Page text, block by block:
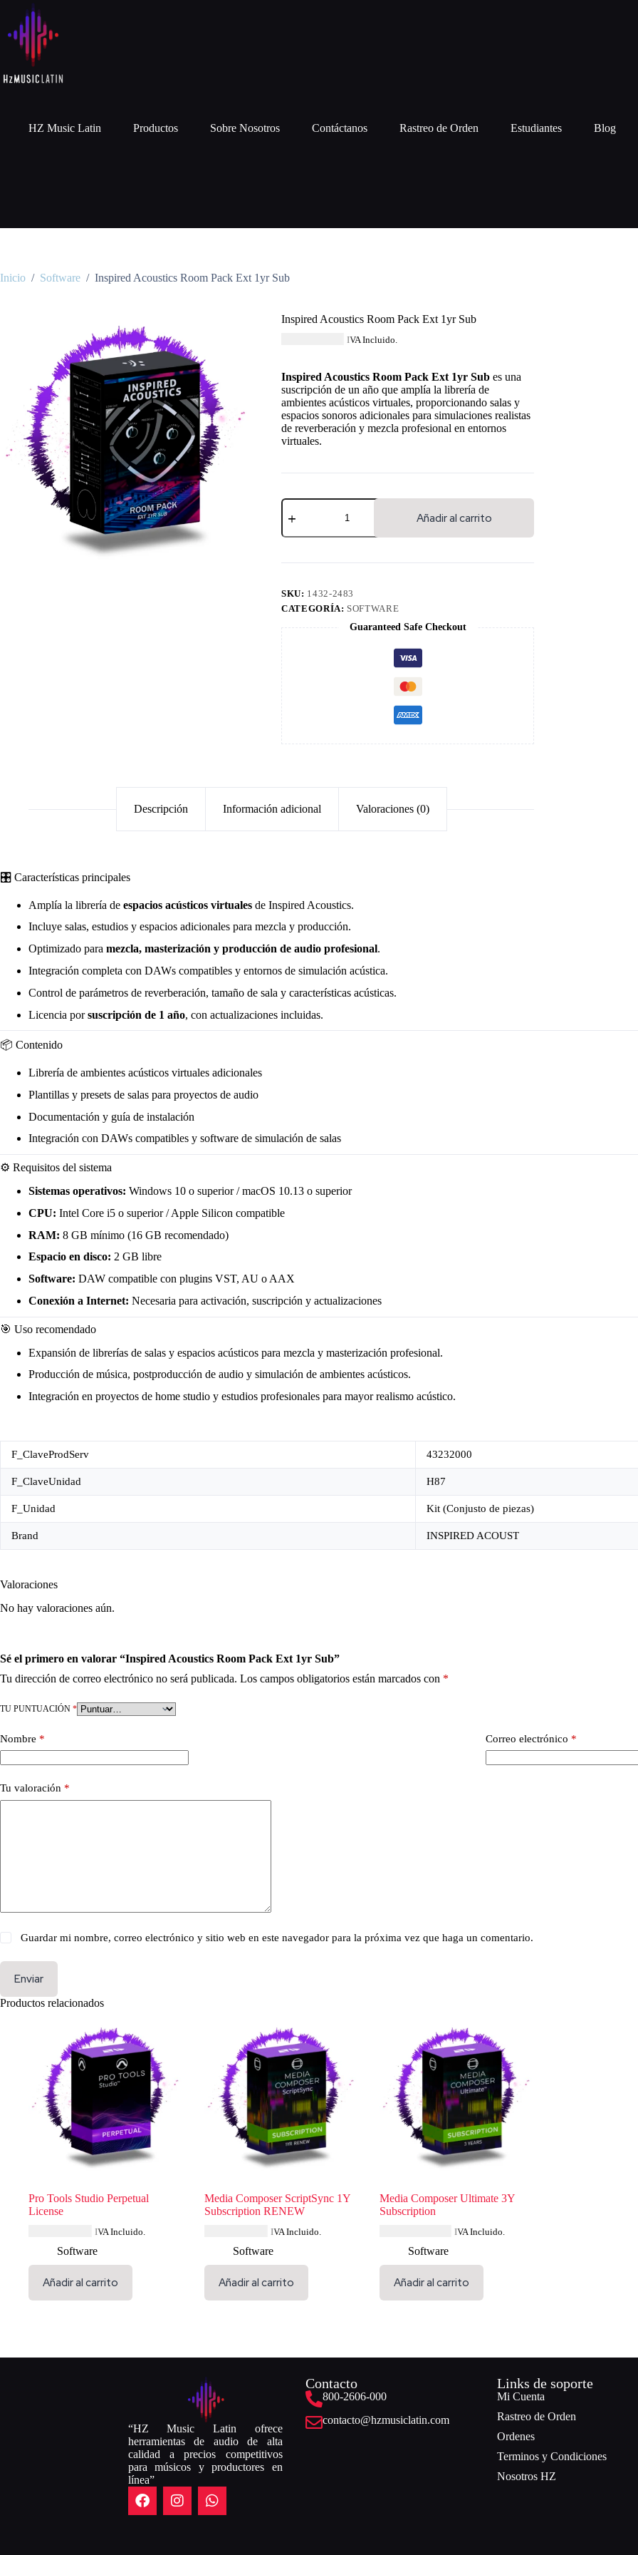
HZ Music Latin Productos Sobre Nosotros Contáctanos Rastreo de Orden Estudiantes Blog
Inicio / Software / Inspired Acoustics Room Pack Ext 1yr Sub
Inspired Acoustics Room Pack Ext 1yr Sub
IVA Incluido.
Inspired Acoustics Room Pack Ext 1yr Sub es una
suscripción de un año que amplía la librería de
ambientes acústicos virtuales, proporcionando salas y
espacios sonoros adicionales para simulaciones realistas
de reverberación y mezcla profesional en entornos
virtuales.
Añadir al carrito
SKU: 1432-2483
CATEGORÍA: SOFTWARE
Guaranteed Safe Checkout
Descripción Información adicional Valoraciones (0)
🎛️ Características principales
Amplía la librería de espacios acústicos virtuales de Inspired Acoustics.
Incluye salas, estudios y espacios adicionales para mezcla y producción.
Optimizado para mezcla, masterización y producción de audio profesional.
Integración completa con DAWs compatibles y entornos de simulación acústica.
Control de parámetros de reverberación, tamaño de sala y características acústicas.
Licencia porsuscripción de 1 año, con actualizaciones incluidas.
📦 Contenido
Librería de ambientes acústicos virtuales adicionales
Plantillas y presets de salas para proyectos de audio
Documentación y guía de instalación
Integración con DAWs compatibles y software de simulación de salas
⚙️ Requisitos del sistema
Sistemas operativos: Windows 10 o superior / macOS 10.13 o superior
CPU: Intel Core i5 o superior / Apple Silicon compatible
RAM: 8 GB mínimo (16 GB recomendado)
Espacio en disco: 2 GB libre
Software: DAW compatible con plugins VST, AU o AAX
Conexión a Internet: Necesaria para activación, suscripción y actualizaciones
🎯 Uso recomendado
Expansión de librerías de salas y espacios acústicos para mezcla y masterización profesional.
Producción de música, postproducción de audio y simulación de ambientes acústicos.
Integración en proyectos de home studio y estudios profesionales para mayor realismo acústico.
F_ClaveProdServ 43232000
F_ClaveUnidad H87
F_Unidad Kit (Conjusto de piezas)
Brand INSPIRED ACOUST
Valoraciones
No hay valoraciones aún.
Sé el primero en valorar “Inspired Acoustics Room Pack Ext 1yr Sub”
Tu dirección de correo electrónico no será publicada. Los campos obligatorios están marcados con *
TU PUNTUACIÓN *
Nombre * Correo electrónico *
Tu valoración *
Guardar mi nombre, correo electrónico y sitio web en este navegador para la próxima vez que haga un comentario.
Enviar
Productos relacionados
Pro Tools Studio Perpetual
License
IVA Incluido.
Software
Añadir al carrito
Media Composer ScriptSync 1Y
Subscription RENEW
IVA Incluido.
Software
Añadir al carrito
Media Composer Ultimate 3Y
Subscription
IVA Incluido.
Software
Añadir al carrito
“HZ Music Latin ofrece
herramientas de audio de alta
calidad a precios competitivos
para músicos y productores en
línea”
Contacto
800-2606-000
contacto@hzmusiclatin.com
Links de soporte
Mi Cuenta
Rastreo de Orden
Ordenes
Terminos y Condiciones
Nosotros HZ